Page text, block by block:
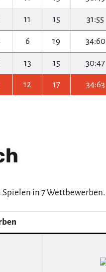
11 15 31:55
6 19 34:60
13 15 30:47
12 17 34:63
Spielen in 7 Wettbewerben.